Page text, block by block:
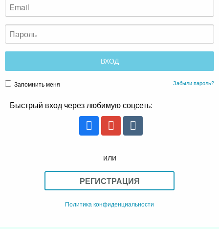
Запомнить меня Забыли пароль?
Быстрый вход через любимую соцсеть:
или
РЕГИСТРАЦИЯ
Политика конфиденциальности